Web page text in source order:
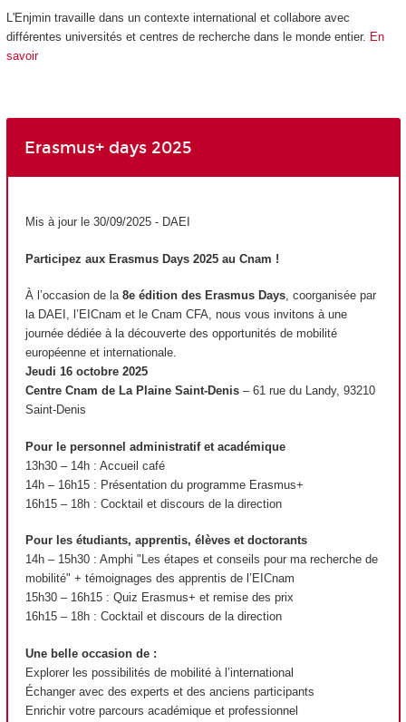
L'Enjmin travaille dans un contexte international et collabore avec
différentes universités et centres de recherche dans le monde entier. En
savoir
Erasmus+ days 2025
Mis à jour le 30/09/2025 - DAEI
Participez aux Erasmus Days 2025 au Cnam !
À l’occasion de la 8e édition des Erasmus Days, coorganisée par
la DAEI, l’EICnam et le Cnam CFA, nous vous invitons à une
journée dédiée à la découverte des opportunités de mobilité
européenne et internationale.
Jeudi 16 octobre 2025
Centre Cnam de La Plaine Saint-Denis – 61 rue du Landy, 93210
Saint-Denis
Pour le personnel administratif et académique
13h30 – 14h : Accueil café
14h – 16h15 : Présentation du programme Erasmus+
16h15 – 18h : Cocktail et discours de la direction
Pour les étudiants, apprentis, élèves et doctorants
14h – 15h30 : Amphi "Les étapes et conseils pour ma recherche de
mobilité" + témoignages des apprentis de l’EICnam
15h30 – 16h15 : Quiz Erasmus+ et remise des prix
16h15 – 18h : Cocktail et discours de la direction
Une belle occasion de :
Explorer les possibilités de mobilité à l’international
Échanger avec des experts et des anciens participants
Enrichir votre parcours académique et professionnel